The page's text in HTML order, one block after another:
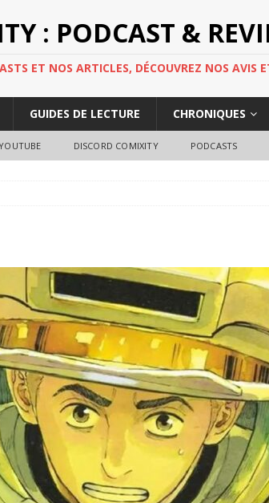
: PODCAST &
ET NOS ARTICLES, DÉCOUVREZ NOS AVIS
GUIDES DE LECTURE CHRONIQUES
DISCORD COMIXITY PODCASTS